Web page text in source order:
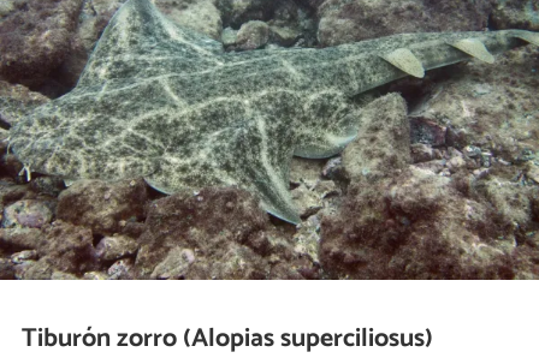
Tiburón zorro (Alopias superciliosus)